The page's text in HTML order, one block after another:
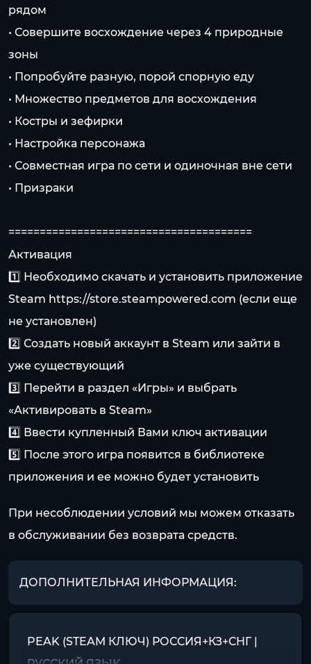
рядом
• Совершите восхождение через 4 природные
зоны
• Попробуйте разную, порой спорную еду
• Множество предметов для восхождения
• Костры и зефирки
• Настройка персонажа
• Совместная игра по сети и одиночная вне сети
• Призраки
=======================================
Активация
1️⃣ Необходимо скачать и установить приложение
Steam https://store.steampowered.com (если еще
не установлен)
2️⃣ Создать новый аккаунт в Steam или зайти в
уже существующий
3️⃣ Перейти в раздел «Игры» и выбрать
«Активировать в Steam»
4️⃣ Ввести купленный Вами ключ активации
5️⃣ После этого игра появится в библиотеке
приложения и ее можно будет установить
При несоблюдении условий мы можем отказать
в обслуживании без возврата средств.
ДОПОЛНИТЕЛЬНАЯ ИНФОРМАЦИЯ:
PEAK (STEAM КЛЮЧ) РОССИЯ+КЗ+СНГ |